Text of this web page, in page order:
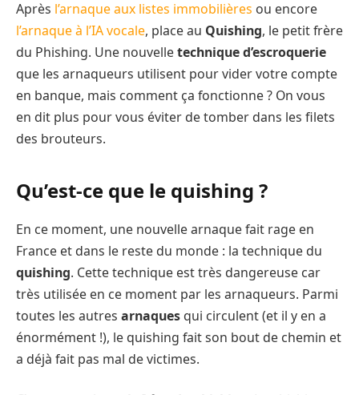
Après l’arnaque aux listes immobilières ou encore
l’arnaque à l’IA vocale, place au Quishing, le petit frère
du Phishing. Une nouvelletechnique d’escroquerie
que les arnaqueurs utilisent pour vider votre compte
en banque, mais comment ça fonctionne ? On vous
en dit plus pour vous éviter de tomber dans les filets
des brouteurs.
Qu’est-ce que le quishing ?
En ce moment, une nouvelle arnaque fait rage en
France et dans le reste du monde : la technique du
quishing. Cette technique est très dangereuse car
très utilisée en ce moment par les arnaqueurs. Parmi
toutes les autres arnaques qui circulent (et il y en a
énormément !), le quishing fait son bout de chemin et
a déjà fait pas mal de victimes.